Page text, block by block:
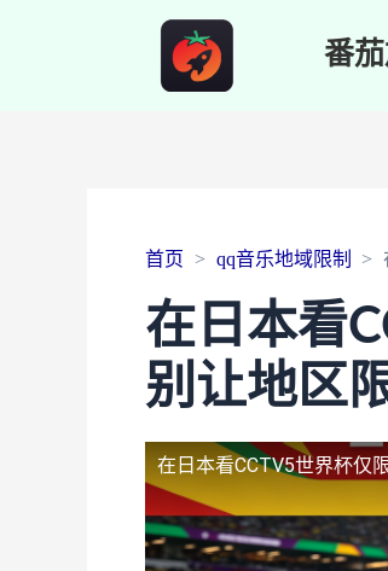
番
首页 qq音乐地域限制
在日本看
别让地区
在日本看CCTV5世界杯仅